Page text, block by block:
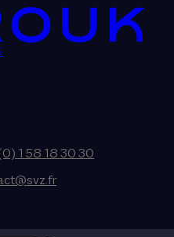
1 58 18 30 30